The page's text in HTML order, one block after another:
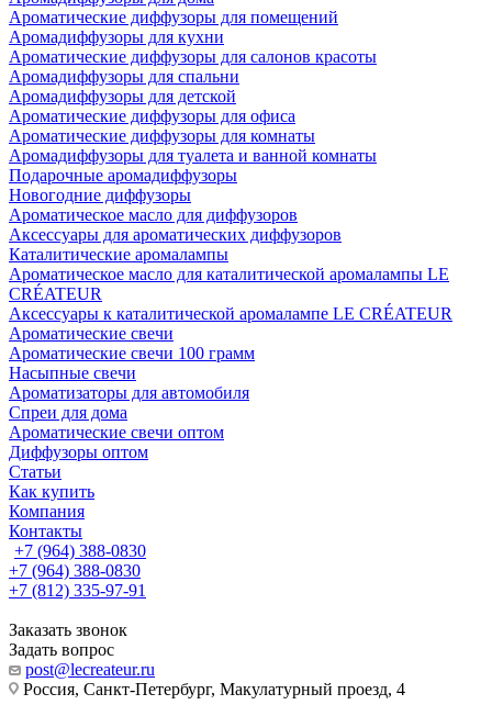
Ароматические диффузоры для помещений
Аромадиффузоры для кухни
Ароматические диффузоры для салонов красоты
Аромадиффузоры для спальни
Аромадиффузоры для детской
Ароматические диффузоры для офиса
Ароматические диффузоры для комнаты
Аромадиффузоры для туалета и ванной комнаты
Подарочные аромадиффузоры
Новогодние диффузоры
Ароматическое масло для диффузоров
Аксессуары для ароматических диффузоров
Каталитические аромалампы
Ароматическое масло для каталитической аромалампы LE
CRÉATEUR
Аксессуары к каталитической аромалампе LE CRÉATEUR
Ароматические свечи
Ароматические свечи 100 грамм
Насыпные свечи
Ароматизаторы для автомобиля
Спреи для дома
Ароматические свечи оптом
Диффузоры оптом
Статьи
Как купить
Компания
Контакты
+7 (964) 388-0830
+7 (964) 388-0830
+7 (812) 335-97-91
Заказать звонок
Задать вопрос
post@lecreateur.ru
Россия, Санкт-Петербург, Макулатурный проезд, 4